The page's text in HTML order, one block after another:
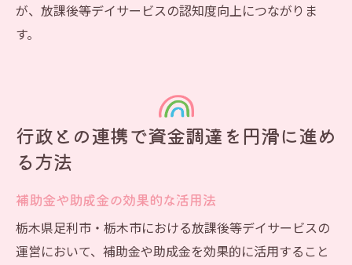
が、放課後等デイサービスの認知度向上につながりま
す。
行政との連携で資金調達を円滑に進め
る方法
補助金や助成金の効果的な活用法
栃木県足利市・栃木市における放課後等デイサービスの
運営において、補助金や助成金を効果的に活用すること